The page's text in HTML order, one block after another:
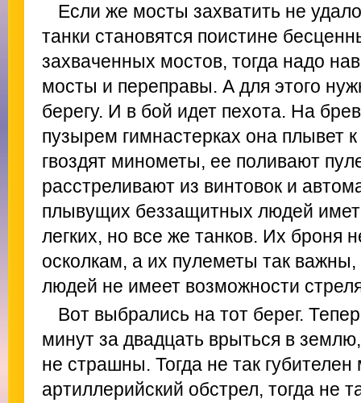
Если же мосты захватить не
танки становятся поистине
захваченных мостов, тогда надо
мосты и переправы. А для этого
берегу. И в бой идет пехота. На
пузырем гимнастерках она плывет
гвоздят минометы, ее поливают
расстреливают из винтовок и
плывущих беззащитных людей
легких, но все же танков. Их броня
осколкам, а их пулеметы так
людей не имеет возможности
Вот выбрались на тот берег.
минут за двадцать врыться в
не страшны. Тогда не так
артиллерийский обстрел, тогда не